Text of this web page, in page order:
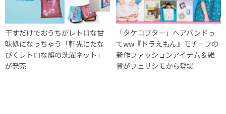
干すだけでおうちがレトロな甘
味処になっちゃう「軒先にたな
びくレトロな旗の洗濯ネット」
が発売
「タケコプター」ヘアバンドっ
てww『ドラえもん』モチーフの
新作ファッションアイテム＆雑
貨がフェリシモから登場